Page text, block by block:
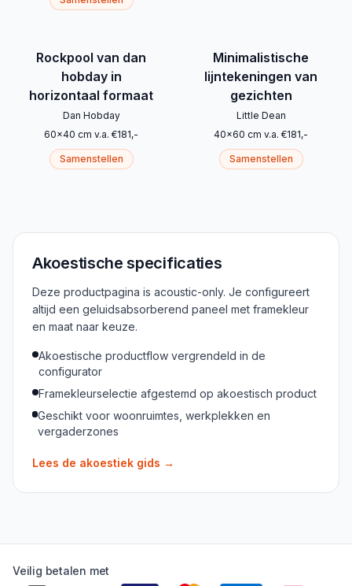
Rockpool van dan
hobday in
horizontaal formaat
Dan Hobday
60x40 cm v.a. €181,-
Samenstellen
Minimalistische
lijntekeningen van
gezichten
Little Dean
40x60 cm v.a. €181,-
Samenstellen
Akoestische specificaties
Deze productpagina is acoustic-only. Je configureert
altijd een geluidsabsorberend paneel met framekleur
en maat naar keuze.
Akoestische productflow vergrendeld in de
configurator
Framekleurselectie afgestemd op akoestisch product
Geschikt voor woonruimtes, werkplekken en
vergaderzones
Lees de akoestiek gids →
Veilig betalen met